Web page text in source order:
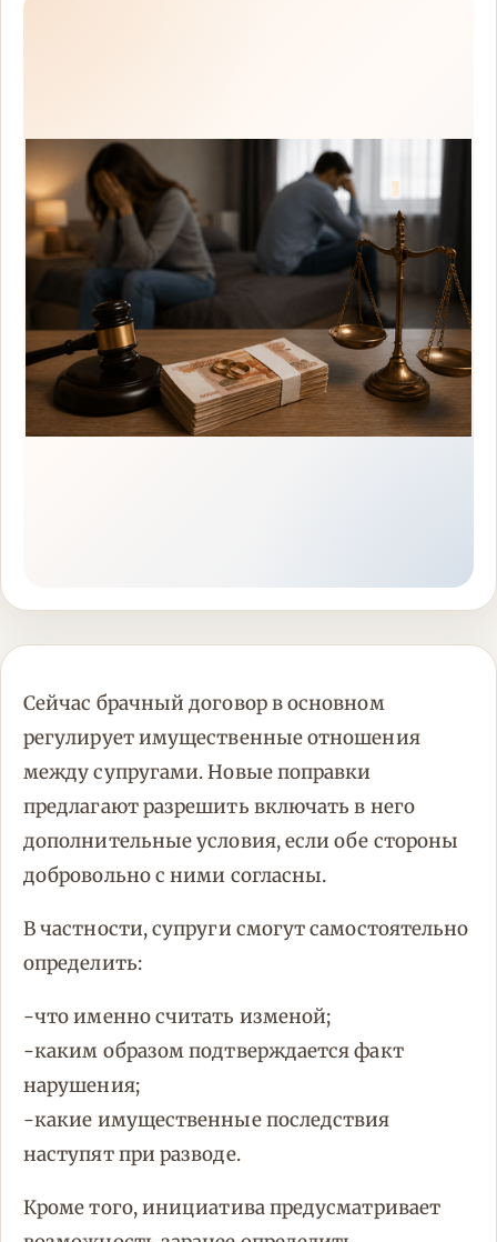
Сейчас брачный договор в основном
регулирует имущественные отношения
между супругами. Новые поправки
предлагают разрешить включать в него
дополнительные условия, если обе стороны
добровольно с ними согласны.
В частности, супруги смогут самостоятельно
определить:
-что именно считать изменой;
-каким образом подтверждается факт
нарушения;
-какие имущественные последствия
наступят при разводе.
Кроме того, инициатива предусматривает